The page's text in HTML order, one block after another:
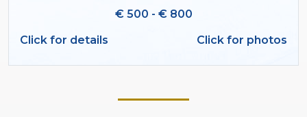
€ 500 - € 800
Click for details
Click for photos